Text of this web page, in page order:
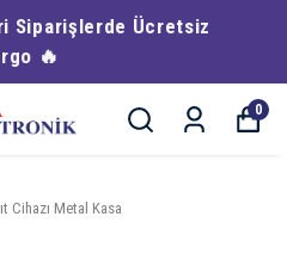
Siparişlerde Ücretsiz
🔥
0
Cihazı Metal Kasa